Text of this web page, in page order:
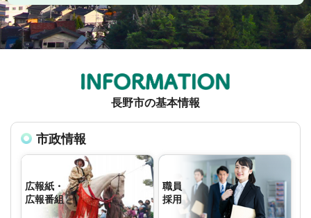
長野市の基本情報
市政情報
広報紙・
広報番組
職員
採用